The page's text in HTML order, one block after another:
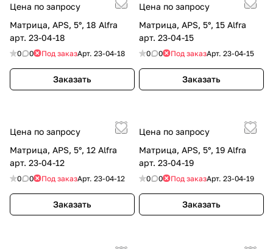
Цена по запросу
Матрица, APS, 5°, 18 Alfra
арт. 23-04-18
0 0 Под заказАрт. 23-04-18
Заказать
Цена по запросу
Матрица, APS, 5°, 15 Alfra
арт. 23-04-15
0 0 Под заказАрт. 23-04-15
Заказать
Цена по запросу
Матрица, APS, 5°, 12 Alfra
арт. 23-04-12
0 0 Под заказАрт. 23-04-12
Заказать
Цена по запросу
Матрица, APS, 5°, 19 Alfra
арт. 23-04-19
0 0 Под заказАрт. 23-04-19
Заказать